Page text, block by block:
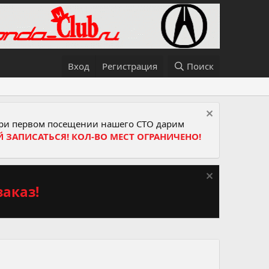
Вход Регистрация Поиск
первом посещении нашего СТО дарим
ЗАПИСАТЬСЯ! КОЛ-ВО МЕСТ ОГРАНИЧЕНО!